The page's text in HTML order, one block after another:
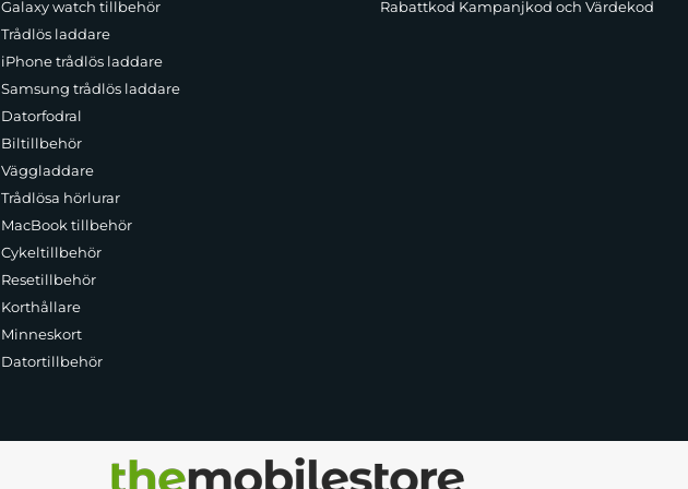
Galaxy watch tillbehör
Trådlös laddare
iPhone trådlös laddare
Samsung trådlös laddare
Datorfodral
Biltillbehör
Väggladdare
Trådlösa hörlurar
MacBook tillbehör
Cykeltillbehör
Resetillbehör
Korthållare
Minneskort
Datortillbehör
Rabattkod Kampanjkod och Värdekod